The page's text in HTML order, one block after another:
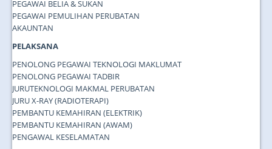
PEGAWAI BELIA & SUKAN
PEGAWAI PEMULIHAN PERUBATAN
AKAUNTAN
PELAKSANA
PENOLONG PEGAWAI TEKNOLOGI MAKLUMAT
PENOLONG PEGAWAI TADBIR
JURUTEKNOLOGI MAKMAL PERUBATAN
JURU X-RAY (RADIOTERAPI)
PEMBANTU KEMAHIRAN (ELEKTRIK)
PEMBANTU KEMAHIRAN (AWAM)
PENGAWAL KESELAMATAN